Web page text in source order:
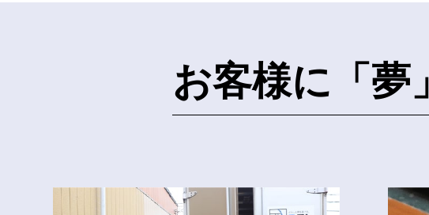
お客様に「夢